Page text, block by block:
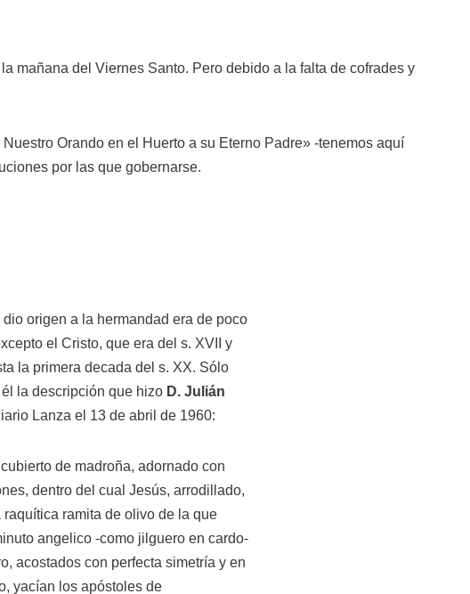
mañana del Viernes Santo. Pero debido a la falta de cofrades y
Orando en el Huerto a su Eterno Padre» -tenemos aquí
por las que gobernarse.
dio origen a la hermandad era de poco
el Cristo, que era del s. XVII y
la primera decada del s. XX. Sólo
la descripción que hizo D. Julián
Lanza el 13 de abril de 1960:
de madroña, adornado con
dentro del cual Jesús, arrodillado,
raquítica ramita de olivo de la que
angelico -como jilguero en cardo-
acostados con perfecta simetría y en
yacían los apóstoles de